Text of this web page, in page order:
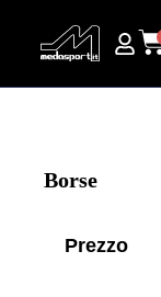
Borse
Prezzo